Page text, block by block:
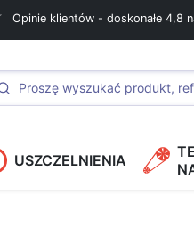
Opinie klientów - doskonałe 4,8
USZCZELNIENIA